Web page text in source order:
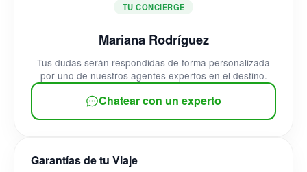
TU CONCIERGE
Mariana Rodríguez
Tus dudas serán respondidas de forma personalizada
por uno de nuestros agentes expertos en el destino.
Chatear con un experto
Garantías de tu Viaje